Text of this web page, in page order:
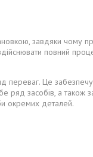
завдяки
повний
переваг. Це
ряд засобів, а також
окремих деталей.